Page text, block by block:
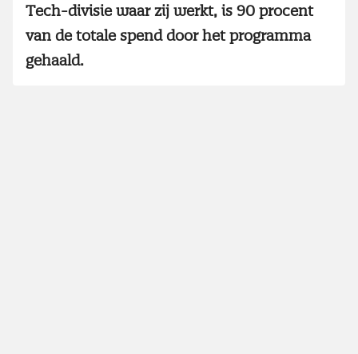
Tech-divisie waar zij werkt, is 90 procent
van de totale spend door het programma
gehaald.